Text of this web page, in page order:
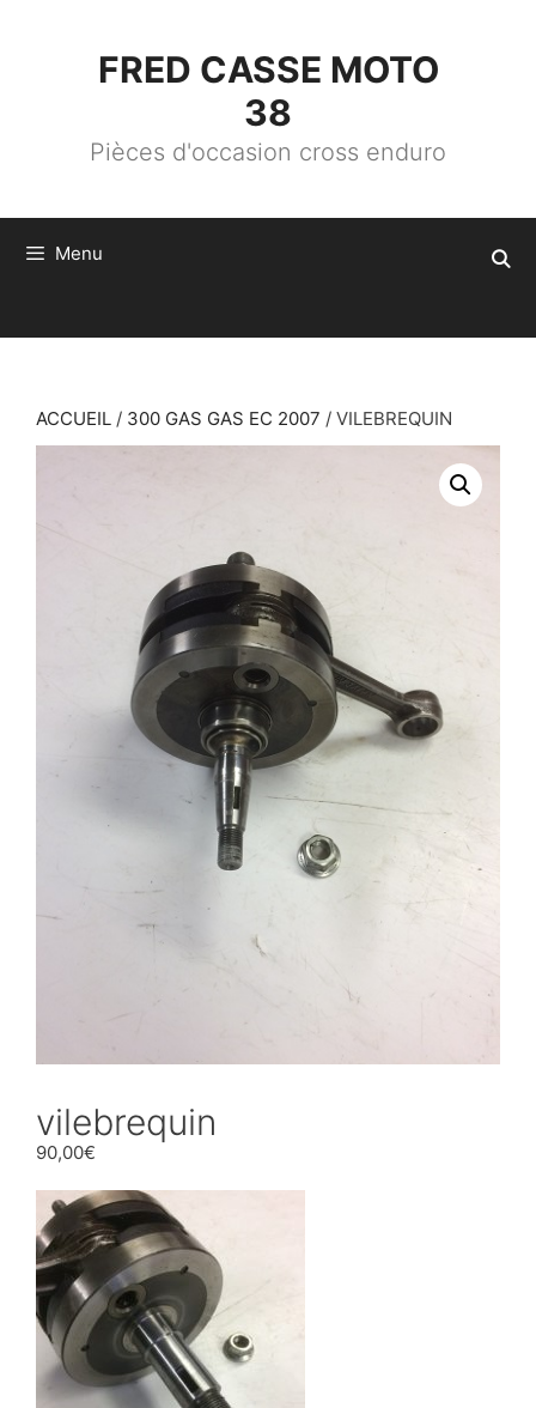
FRED CASSE MOTO
38
Pièces d'occasion cross enduro
Menu
ACCUEIL / 300 GAS GAS EC 2007 / VILEBREQUIN
vilebrequin
90,00€